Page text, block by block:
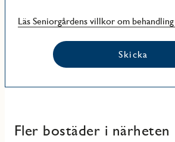
Läs Seniorgårdens villkor om
Skicka
Fler bostäder i närheten